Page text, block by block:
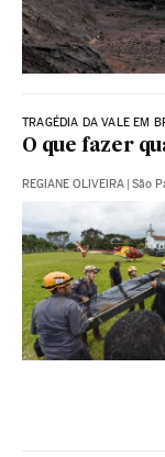
TRAGÉDIA DA VALE EM
O que fazer
REGIANE OLIVEIRA | São